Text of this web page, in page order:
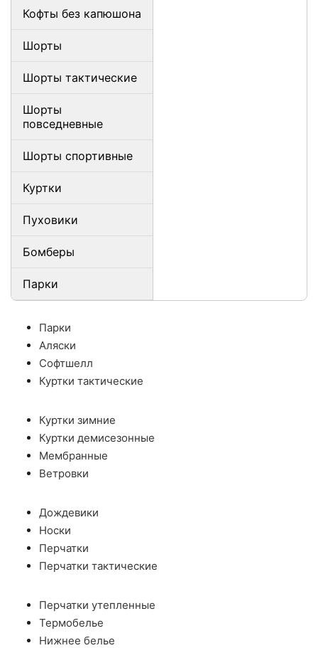
Кофты без капюшона
Шорты
Шорты тактические
Шорты
повседневные
Шорты спортивные
Куртки
Пуховики
Бомберы
Парки
Парки
Аляски
Софтшелл
Куртки тактические
Куртки зимние
Куртки демисезонные
Мембранные
Ветровки
Дождевики
Носки
Перчатки
Перчатки тактические
Перчатки утепленные
Термобелье
Нижнее белье